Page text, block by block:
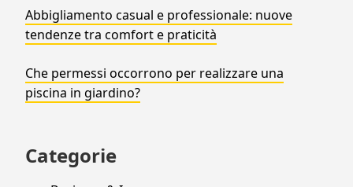
Abbigliamento casual e professionale: nuove
tendenze tra comfort e praticità
Che permessi occorrono per realizzare una
piscina in giardino?
Categorie